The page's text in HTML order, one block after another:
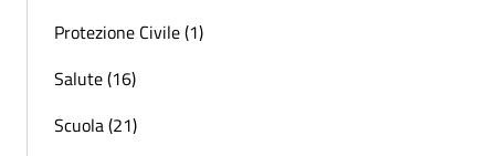
Protezione Civile (1)
Salute (16)
Scuola (21)